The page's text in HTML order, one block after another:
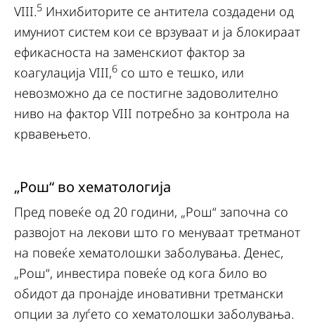
VIII.5 Инхибиторите се антитела создадени од
имуниот систем кои се врзуваат и ја блокираат
ефикасноста на заменскиот фактор за
коагулација VIII,6 со што е тешко, или
невозможно да се постигне задоволително
ниво на фактор VIII потребно за контрола на
крвавењето.
„Рош“ во хематологија
Пред повеќе од 20 години, „Рош“ започна со
развојот на лекови што го менуваат третманот
на повеќе хематолошки заболувања. Денес,
„Рош“, инвестира повеќе од кога било во
обидот да пронајде иновативни третмански
опции за луѓето со хематолошки заболувања.